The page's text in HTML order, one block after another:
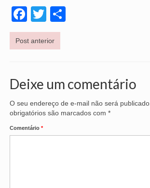
Facebook
Twitter
Post anterior
Deixe um comentário
O seu endereço de e-mail não será publicado.
obrigatórios são marcados com *
Comentário *